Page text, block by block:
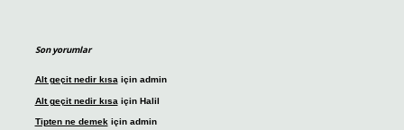
Son yorumlar
Alt geçit nedir kısa için admin
Alt geçit nedir kısa için Halil
Tipten ne demekiçin admin